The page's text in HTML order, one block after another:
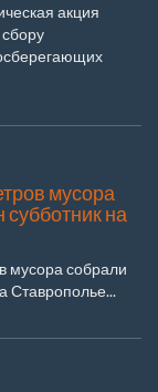
акция
мусора
на
мусора собрали
Ставрополье...